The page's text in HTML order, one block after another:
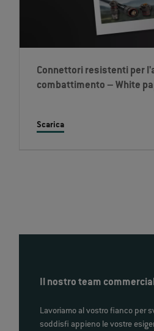
Connettori resistenti per
combattimento – White
Scarica
Il nostro team
Lavoriamo al vostro fianco per
soddisfi appieno le vostre